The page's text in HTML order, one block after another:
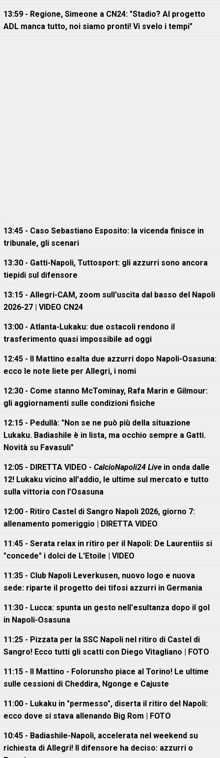
13:59 - Regione, Simeone a CN24: "Stadio? Al progetto
ADL manca tutto, noi siamo pronti! Vi svelo i tempi"
13:45 - Caso Sebastiano Esposito: la vicenda finisce in
tribunale, gli scenari
13:30 - Gatti-Napoli, Tuttosport: gli azzurri sono ancora
tiepidi sul difensore
13:15 - Allegri-CAM, zoom sull'uscita dal basso del Napoli
2026-27 | VIDEO CN24
13:00 - Atlanta-Lukaku: due ostacoli rendono il
trasferimento quasi impossibile ad oggi
12:45 - Il Mattino esalta due azzurri dopo Napoli-Osasuna:
ecco le note liete per Allegri, i nomi
12:30 - Come stanno McTominay, Rafa Marin e Gilmour:
gli aggiornamenti sulle condizioni fisiche
12:15 - Pedullà: "Non se ne può più della situazione
Lukaku. Badiashile è in lista, ma occhio sempre a Gatti.
Novità su Favasuli"
12:05 - DIRETTA VIDEO - CalcioNapoli24 Live in onda dalle
12! Lukaku vicino all’addio, le ultime sul mercato e tutto
sulla vittoria con l’Osasuna
12:00 - Ritiro Castel di Sangro Napoli 2026, giorno 7:
allenamento pomeriggio | DIRETTA VIDEO
11:45 - Serata relax in ritiro per il Napoli: De Laurentiis si
"concede" i dolci de L'Etoile | VIDEO
11:35 - Club Napoli Leverkusen, nuovo logo e nuova
sede: riparte il progetto dei tifosi azzurri in Germania
11:30 - Lucca: spunta un gesto nell'esultanza dopo il gol
in Napoli-Osasuna
11:25 - Pizzata per la SSC Napoli nel ritiro di Castel di
Sangro! Ecco tutti gli scatti con Diego Vitagliano | FOTO
11:15 - Il Mattino - Folorunsho piace al Torino! Le ultime
sulle cessioni di Cheddira, Ngonge e Cajuste
11:00 - Lukaku in "permesso", diserta il ritiro del Napoli:
ecco dove si stava allenando Big Rom | FOTO
10:45 - Badiashile-Napoli, accelerata nel weekend su
richiesta di Allegri! Il difensore ha deciso: azzurri o